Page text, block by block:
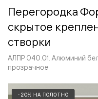
алюминиевых
со стеновыми
Перегородка
скрытое
створки
АЛПР 040.01. Алюминий
прозрачное
-20% НА ПОЛОТНО